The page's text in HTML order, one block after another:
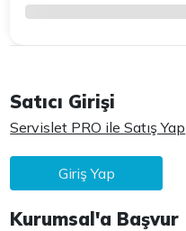
Satıcı Girişi
Servislet PRO ile Satış Yap
Giriş Yap
Kurumsal'a Başvur